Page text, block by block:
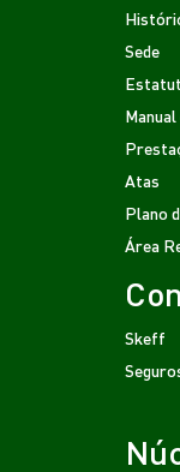
Sede
Atas
Plano
Área
Skeff